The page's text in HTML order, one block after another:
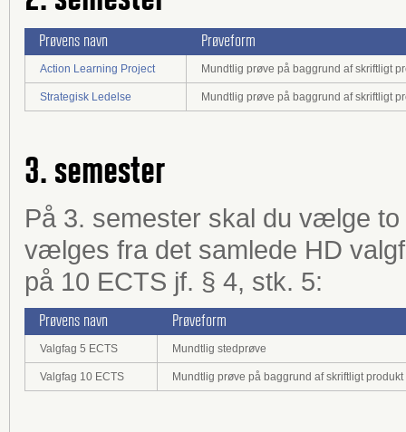
Prøvens navn Prøveform
Action Learning Project Mundtlig prøve på baggrund af skriftligt
Strategisk Ledelse Mundtlig prøve på baggrund af skriftligt
3. semester
På 3. semester skal du vælge
vælges fra det samlede HD
på 10 ECTS jf. § 4, stk. 5:
Prøvens navn Prøveform
Valgfag 5 ECTS Mundtlig stedprøve
Valgfag 10 ECTS Mundtlig prøve på baggrund af skriftligt produkt